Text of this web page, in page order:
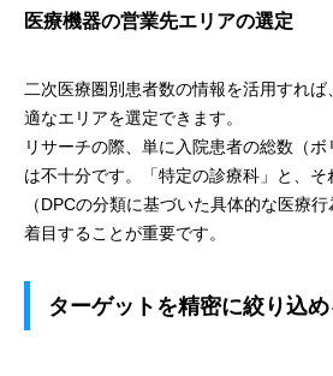
医療機器の営業先エリアの選定
二次医療圏別患者数の情報を活用すれ
適なエリアを選定できます。
リサーチの際、単に入院患者の総数（
は不十分です。「特定の診療科」と、
（DPCの分類に基づいた具体的な医療
着目することが重要です。
ターゲットを精密に絞り込